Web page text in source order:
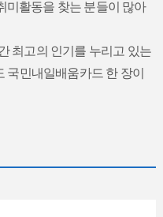
미활동을 찾는 분들이 많아
최고의 인기를 누리고 있는
국민내일배움카드 한 장이